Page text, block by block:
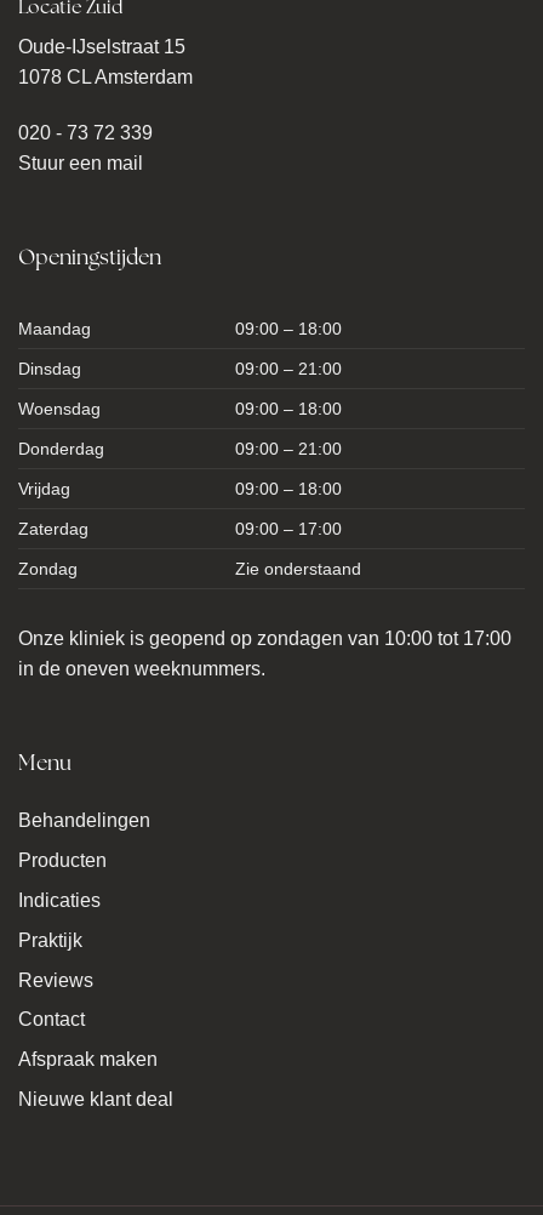
Locatie Zuid
Oude-IJselstraat 15
1078 CL Amsterdam
020 - 73 72 339
Stuur een mail
Openingstijden
Maandag 09:00 – 18:00
Dinsdag 09:00 – 21:00
Woensdag 09:00 – 18:00
Donderdag 09:00 – 21:00
Vrijdag 09:00 – 18:00
Zaterdag 09:00 – 17:00
Zondag Zie onderstaand
Onze kliniek is geopend op zondagen van 10:00 tot 17:00
in de oneven weeknummers.
Menu
Behandelingen
Producten
Indicaties
Praktijk
Reviews
Contact
Afspraak maken
Nieuwe klant deal